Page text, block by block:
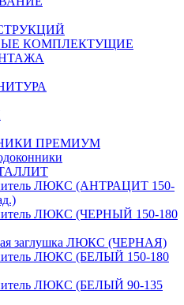
КОМПЛЕКТУЩИЕ
ПРЕМИУМ
ЛЮКС (АНТРАЦИТ 150-
ЛЮКС (ЧЕРНЫЙ 150-180
заглушка ЛЮКС (ЧЕРНАЯ)
ЛЮКС (БЕЛЫЙ 150-180
ЛЮКС (БЕЛЫЙ 90-135